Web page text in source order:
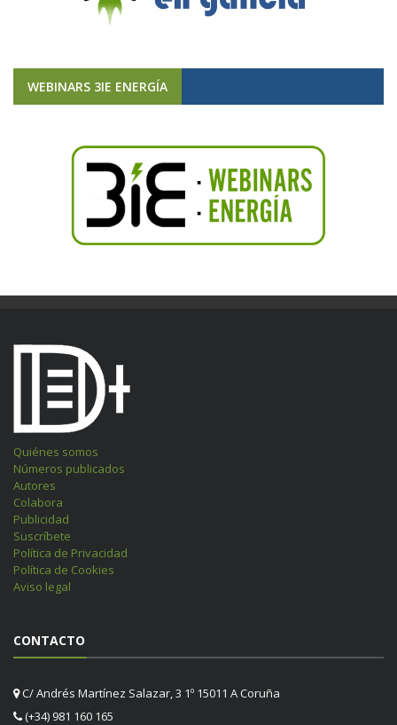
WEBINARS 3IE ENERGÍA
Quiénes somos
Números publicados
Autores
Colabora
Publicidad
Suscríbete
Política de Privacidad
Política de Cookies
Aviso legal
CONTACTO
C/ Andrés Martínez Salazar, 3 1º 15011 A Coruña
(+34) 981 160 165